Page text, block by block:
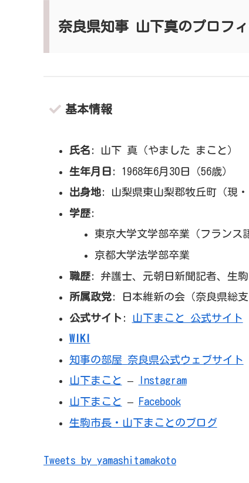
奈良県知事 山下真のプロフ
基本情報
氏名 : 山下 真（やました まこと）
生年月日 : 1968年6月30日（56歳）
出身地: 山梨県東山梨郡牧丘町（現・
学歴:
東京大学文学部卒業（フランス
京都大学法学部卒業
職歴: 弁護士、元朝日新聞記者、生駒
所属政党: 日本維新の会（奈良県総支
公式サイト :
山下まこと 公式サイト
WIKI
知事の部屋 奈良県公式ウェブサイト
山下まこと –
Instagram
山下まこと – Facebook
生駒市長・山下まことのブログ
Tweets by yamashitamakoto